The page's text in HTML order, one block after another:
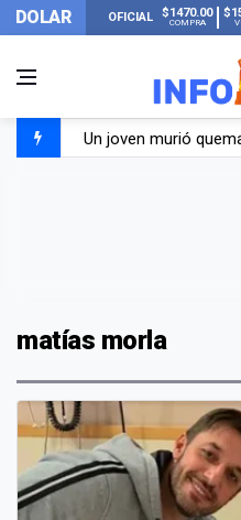
DOLAR OFICIAL $1470.00
COMPRA
Un joven murió
matías morla